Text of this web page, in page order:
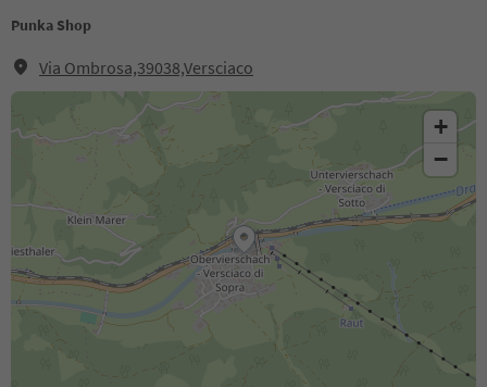
Punka Shop
Via Ombrosa,39038,Versciaco
+
−